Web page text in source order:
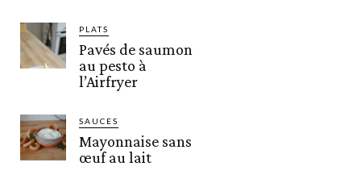
PLATS
Pavés de saumon
au pesto à
l’Airfryer
SAUCES
Mayonnaise sans
œuf au lait